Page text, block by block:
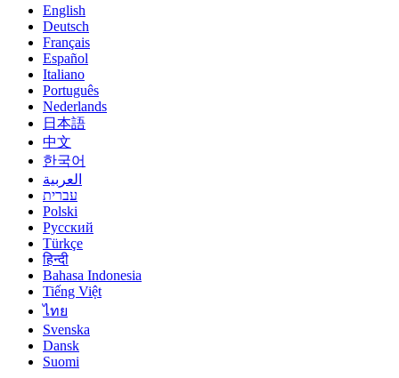
English
Deutsch
Français
Español
Italiano
Português
Nederlands
日本語
中文
한국어
العربية
עברית
Polski
Русский
Türkçe
हिन्दी
Bahasa Indonesia
Tiếng Việt
ไทย
Svenska
Dansk
Suomi